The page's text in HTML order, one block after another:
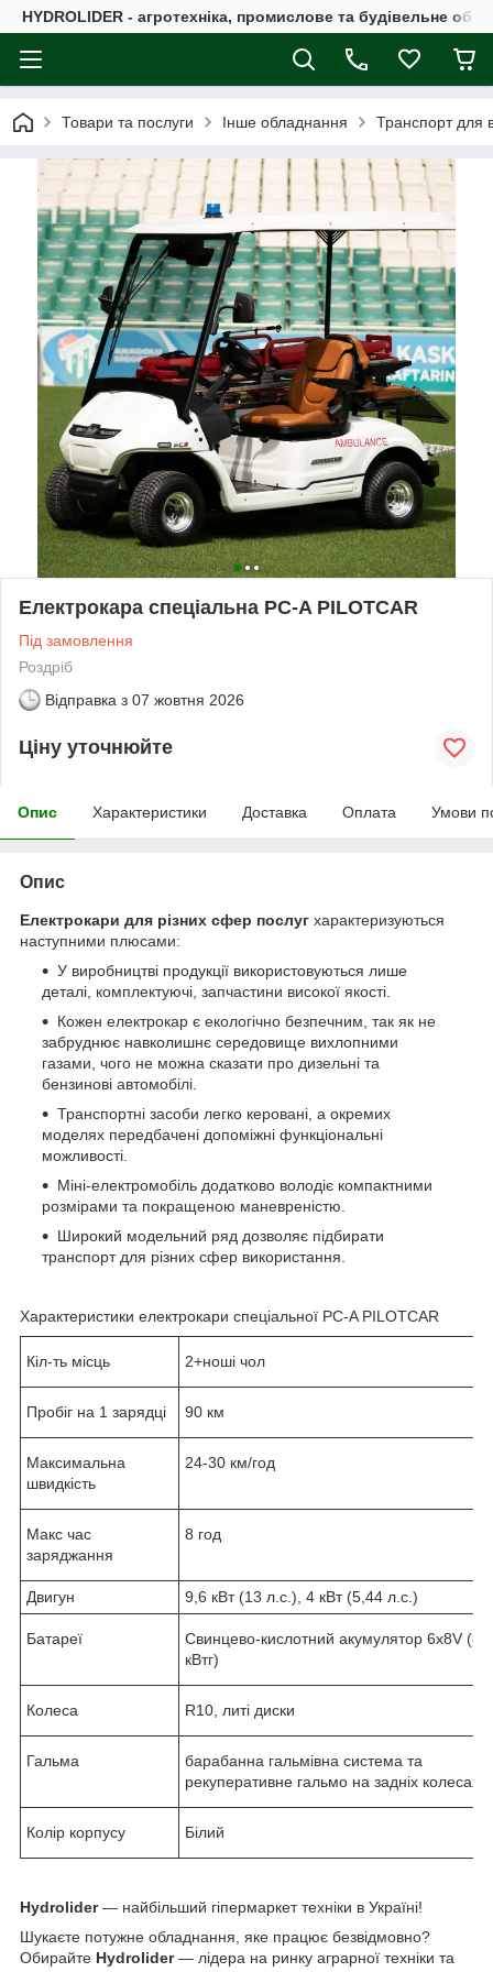
HYDROLIDER - агротехніка, промислове та будівельне
Товари та послуги Інше обладнання Транспорт для
Електрокара спеціальна PC-A PILOTCAR
Під замовлення
Роздріб
Відправка з 07 жовтня 2026
Ціну уточнюйте
Опис Характеристики Доставка Оплата Умови
Опис
Електрокари для різних сфер послуг характеризуються
наступними плюсами:
У виробництві продукції використовуються лише
деталі, комплектуючі, запчастини високої якості.
Кожен електрокар є екологічно безпечним, так як не
забруднює навколишнє середовище вихлопними
газами, чого не можна сказати про дизельні та
бензинові автомобілі.
Транспортні засоби легко керовані, а окремих
моделях передбачені допоміжні функціональні
можливості.
Міні-електромобіль додатково володіє компактними
розмірами та покращеною маневреністю.
Широкий модельний ряд дозволяє підбирати
транспорт для різних сфер використання.
Характеристики електрокари спеціальної PC-A PILOTCAR
Кіл-ть місць 2+ноші чол
Пробіг на 1 зарядці 90 км
Максимальна
швидкість
24-30 км/год
Макс час
заряджання
8 год
Двигун 9,6 кВт (13 л.с.), 4 кВт (5,44 л.с.)
Батареї
Свинцево-кислотний акумулятор 6x8V
кВтг)
Колеса R10, литі диски
Гальма
барабанна гальмівна система та
рекуперативне гальмо на задніх колесах
Колір корпусу Білий
Hydrolider— найбільший гіпермаркет техніки в Україні!
Шукаєте потужне обладнання, яке працює безвідмовно?
Обирайте Hydrolider— лідера на ринку аграрної техніки та